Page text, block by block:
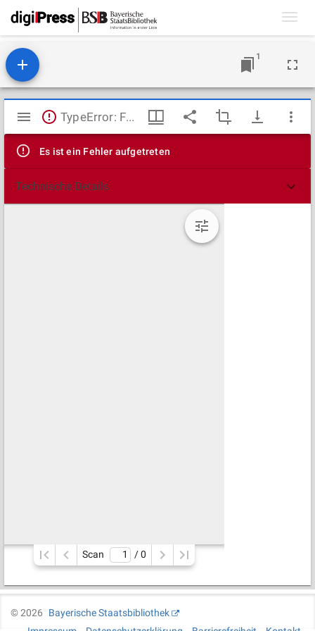
1
Mirador
Viewer
TypeError: Failed to fetch
Es ist ein Fehler aufgetreten
Technische Details
Scan / 0
©2026
Bayerische Staatsbibliothek